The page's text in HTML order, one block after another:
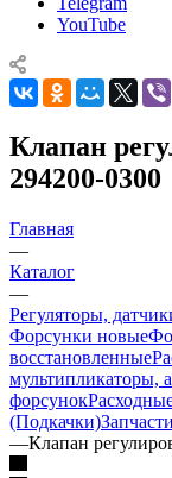
YouTube
Клапан
294200-0300
Главная
—
Каталог
—
Регуляторы,
Форсунки новые
восстановленные
мультипликаторы,
форсунок
(Подкачки)
—Клапан